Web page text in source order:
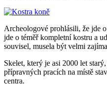
Archeologové prohlásili, že jde
jde o téměř kompletní kostru a
souvisel, musela být velmi
Skelet, který je asi 2000 let
přípravných pracích na místě
centra.